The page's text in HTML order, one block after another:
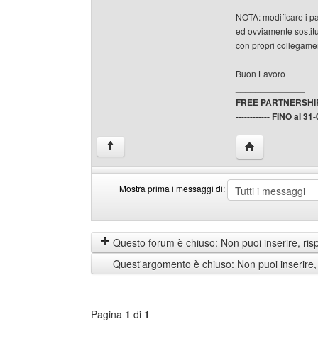
NOTA: modificare i
ed ovviamente
con propri
Buon Lavoro
FREE
------------ FINO al
↑ HomePage:
Mostra prima i messaggi di:
prima
i
messaggi
di
by
Questo forum è chiuso: Non puoi inserire,
Quest'argomento è chiuso: Non puoi
Pagina 1 di 1